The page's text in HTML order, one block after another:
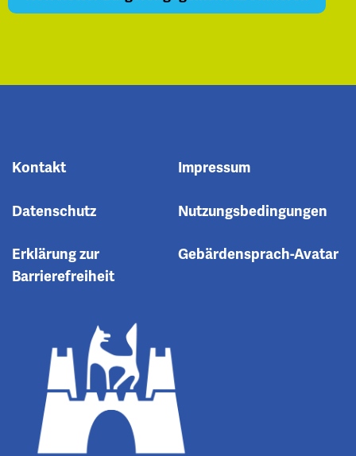
Kontakt Impressum
Datenschutz Nutzungsbedingungen
Erklärung zur
Barrierefreiheit
Gebärdensprach-Avatar